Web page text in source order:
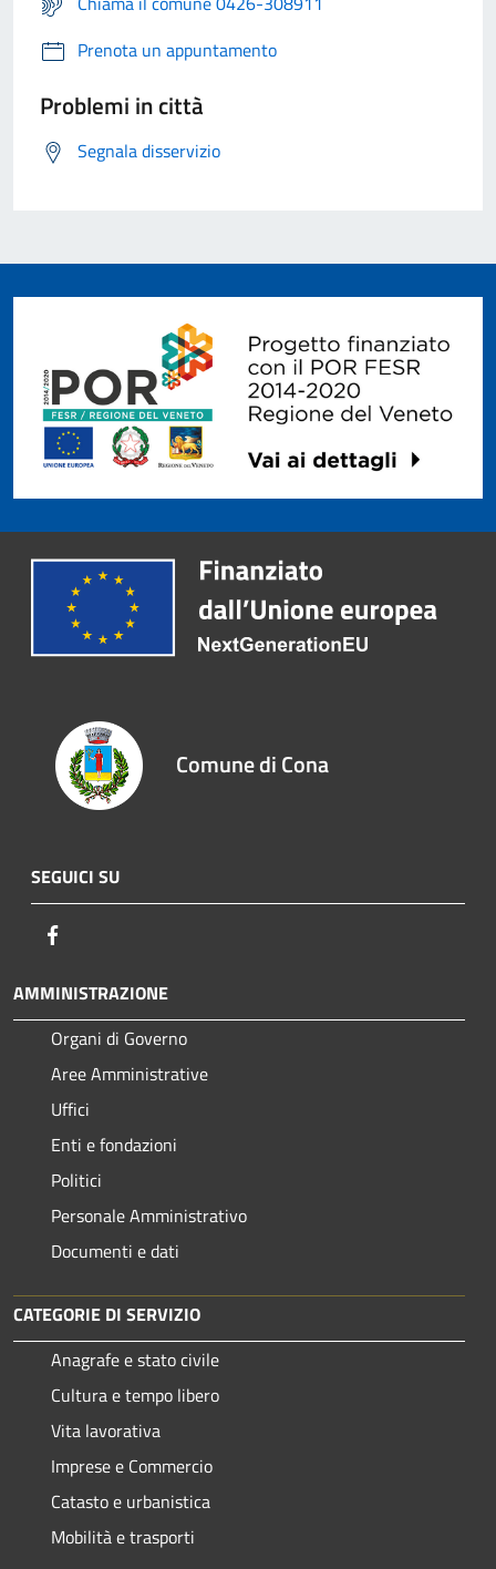
Prenota un appuntamento
Problemi in città
Segnala disservizio
Comune di Cona
SEGUICI SU
AMMINISTRAZIONE
Organi di Governo
Aree Amministrative
Uffici
Enti e fondazioni
Politici
Personale Amministrativo
Documenti e dati
CATEGORIE DI SERVIZIO
Anagrafe e stato civile
Cultura e tempo libero
Vita lavorativa
Imprese e Commercio
Catasto e urbanistica
Mobilità e trasporti